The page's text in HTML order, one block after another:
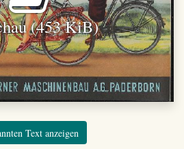
(453 KiB)
Text anzeigen